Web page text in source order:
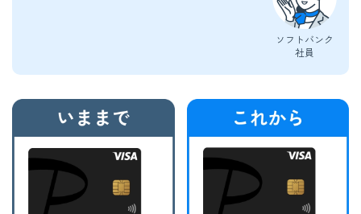
ソフトバンク
社員